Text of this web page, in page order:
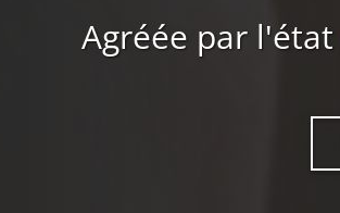
Agréée par l'état